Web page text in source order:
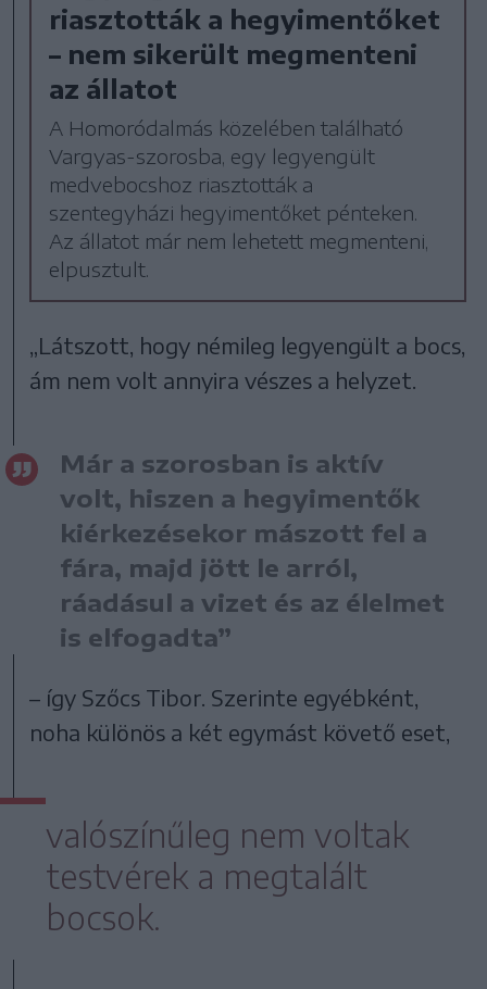
riasztották a hegyimentőket
– nem sikerült megmenteni
az állatot
A Homoródalmás közelében található
Vargyas-szorosba, egy legyengült
medvebocshoz riasztották a
szentegyházi hegyimentőket pénteken.
Az állatot már nem lehetett megmenteni,
elpusztult.
„Látszott, hogy némileg legyengült a bocs,
ám nem volt annyira vészes a helyzet.
Már a szorosban is aktív
volt, hiszen a hegyimentők
kiérkezésekor mászott fel a
fára, majd jött le arról,
ráadásul a vizet és az élelmet
is elfogadta”
– így Szőcs Tibor. Szerinte egyébként,
noha különös a két egymást követő eset,
valószínűleg nem voltak
testvérek a megtalált
bocsok.